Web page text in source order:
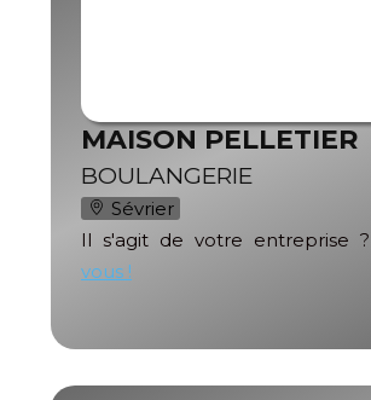
MAISON PELLETIER
BOULANGERIE
Sévrier
Il s'agit de votre entreprise ?
vous !